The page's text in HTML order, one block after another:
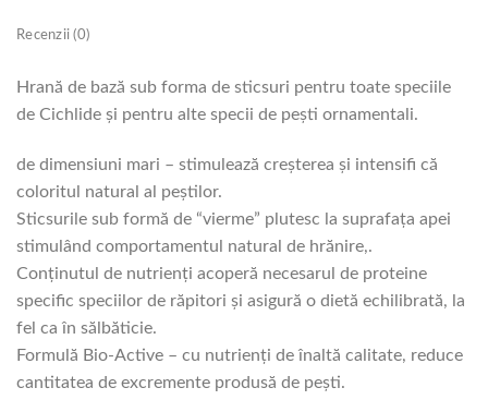
Recenzii (0)
Hrană de bază sub forma de sticsuri pentru toate speciile
de Cichlide şi pentru alte specii de peşti ornamentali.
de dimensiuni mari – stimulează creşterea şi intensifi că
coloritul natural al peştilor.
Sticsurile sub formă de “vierme” plutesc la suprafaţa apei
stimulând comportamentul natural de hrănire,.
Conţinutul de nutrienţi acoperă necesarul de proteine
specific speciilor de răpitori şi asigură o dietă echilibrată, la
fel ca în sălbăticie.
Formulă Bio-Active – cu nutrienți de înaltă calitate, reduce
cantitatea de excremente produsă de pești.